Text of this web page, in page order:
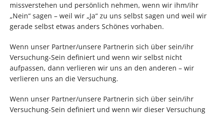
missverstehen und persönlich nehmen, wenn wir ihm/ihr
„Nein“ sagen – weil wir „Ja“ zu uns selbst sagen und weil wir
gerade selbst etwas anders Schönes vorhaben.
Wenn unser Partner/unsere Partnerin sich über sein/ihr
Versuchung-Sein definiert und wenn wir selbst nicht
aufpassen, dann verlieren wir uns an den anderen – wir
verlieren uns an die Versuchung.
Wenn unser Partner/unsere Partnerin sich über sein/ihr
Versuchung-Sein definiert und wenn wir dieser Versuchung